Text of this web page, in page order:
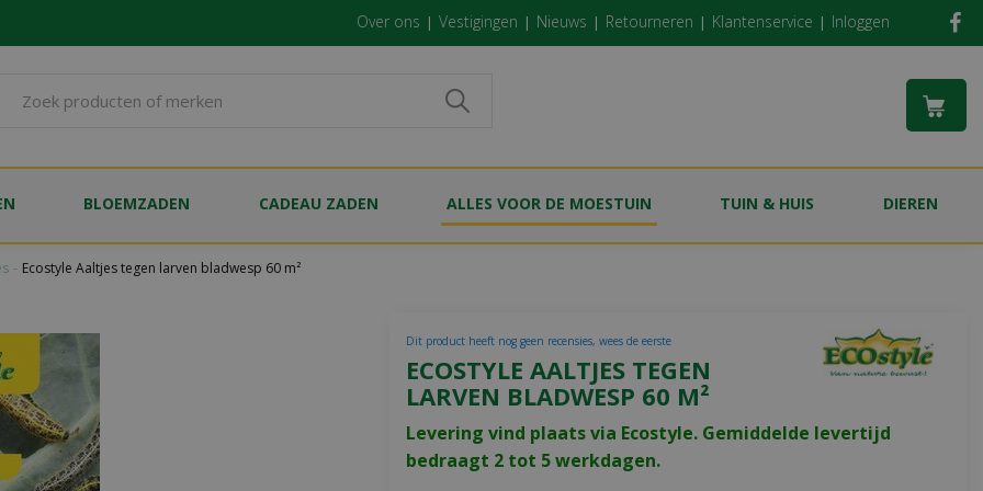
Ecostyle Aaltjes tegen larven bladwesp 60 m²
Over ons Vestigingen Nieuws Retourneren Klantenservice Inloggen
BLOEMZADEN CADEAU ZADEN ALLES VOOR DE MOESTUIN TUIN & HUIS DIEREN
ECOSTYLE AALTJES TEGEN
LARVEN BLADWESP 60 M²
Levering vind plaats via Ecostyle. Gemiddelde levertijd
bedraagt 2 tot 5 werkdagen.
Dit product heeft nog geen recensies, wees de eerste